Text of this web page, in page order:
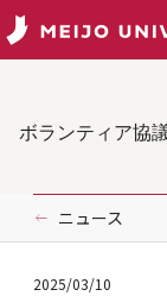
ボランティア協
ニュース
2025/03/10